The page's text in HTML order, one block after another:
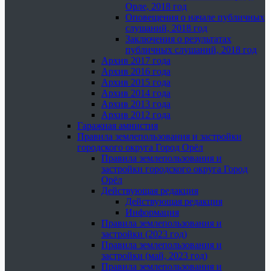
Орле, 2018 год
Оповещения о начале публичных
слушаний, 2018 год
Заключения о результатах
публичных слушаний, 2018 год
Архив 2017 года
Архив 2016 года
Архив 2015 года
Архив 2014 года
Архив 2013 года
Архив 2012 года
Гаражная амнистия
Правила землепользования и застройки
городского округа Город Орёл
Правила землепользования и
застройки городского округа Город
Орёл
Действующая редакция
Действующая редакция
Информация
Правила землепользования и
застройки (2023 год)
Правила землепользования и
застройки (май, 2023 год)
Правила землепользования и